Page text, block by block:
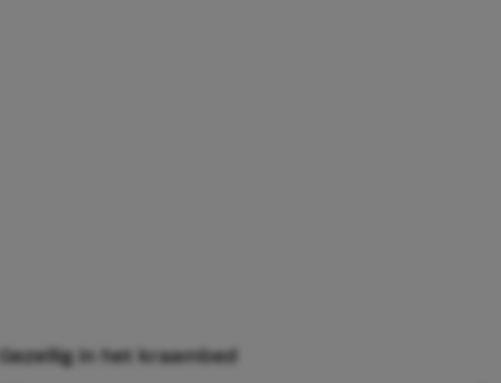
Gezellig in het kraambed